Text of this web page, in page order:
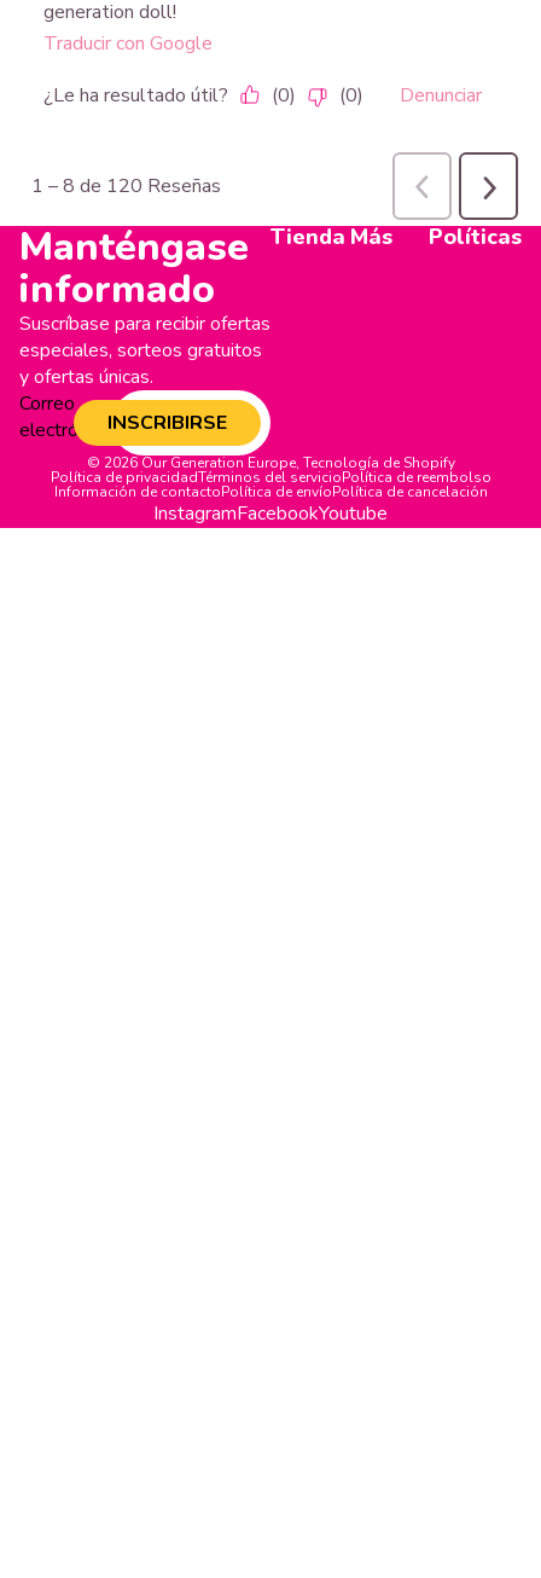
Manténgase
informado
Suscríbase para recibir ofertas
especiales, sorteos gratuitos
y ofertas únicas.
Correo
electrónicoINSCRIBIRSE
Tienda Más Políticas
© 2026 Our Generation Europe, Tecnología de Shopify
Política de privacidadTérminos del servicioPolítica de reembolso
Información de contactoPolítica de envíoPolítica de cancelación
InstagramFacebookYoutube